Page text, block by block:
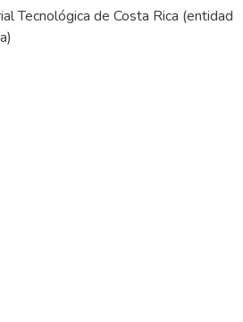
Tecnológica de Costa Rica (entidad